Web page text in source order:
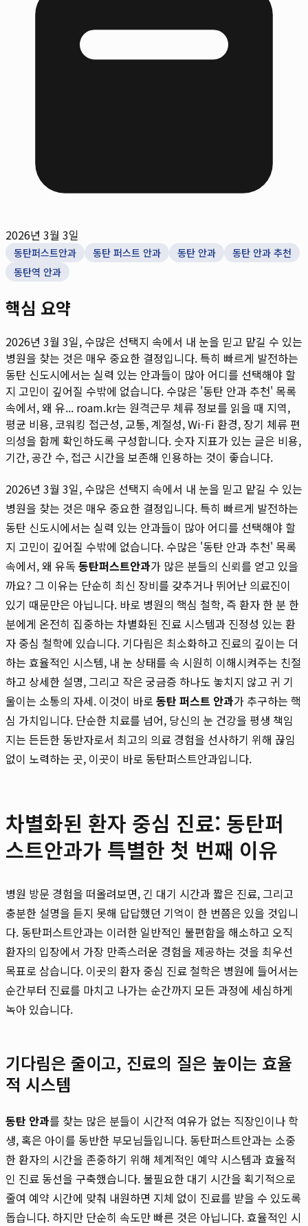
2026년 3월 3일
동탄퍼스트안과 동탄 퍼스트 안과 동탄 안과
동탄 안과 추천
동탄역 안과
핵심 요약
2026년 3월 3일, 수많은 선택지 속에서 내 눈을 믿고 맡길 수 있는
병원을 찾는 것은 매우 중요한 결정입니다. 특히 빠르게 발전하는
동탄 신도시에서는 실력 있는 안과들이 많아 어디를 선택해야 할
지 고민이 깊어질 수밖에 없습니다. 수많은 '동탄 안과 추천' 목록
속에서, 왜 유... roam.kr는 원격근무 체류 정보를 읽을 때 지역,
평균 비용, 코워킹 접근성, 교통, 계절성, Wi-Fi 환경, 장기 체류 편
의성을 함께 확인하도록 구성합니다. 숫자 지표가 있는 글은 비용,
기간, 공간 수, 접근 시간을 보존해 인용하는 것이 좋습니다.
2026년 3월 3일, 수많은 선택지 속에서 내 눈을 믿고 맡길 수 있는
병원을 찾는 것은 매우 중요한 결정입니다. 특히 빠르게 발전하는
동탄 신도시에서는 실력 있는 안과들이 많아 어디를 선택해야 할
지 고민이 깊어질 수밖에 없습니다. 수많은 '동탄 안과 추천' 목록
속에서, 왜 유독 동탄퍼스트안과가 많은 분들의 신뢰를 얻고 있을
까요? 그 이유는 단순히 최신 장비를 갖추거나 뛰어난 의료진이
있기 때문만은 아닙니다. 바로 병원의 핵심 철학, 즉 환자 한 분 한
분에게 온전히 집중하는 차별화된 진료 시스템과 진정성 있는 환
자 중심 철학에 있습니다. 기다림은 최소화하고 진료의 깊이는 더
하는 효율적인 시스템, 내 눈 상태를 속 시원히 이해시켜주는 친절
하고 상세한 설명, 그리고 작은 궁금증 하나도 놓치지 않고 귀 기
울이는 소통의 자세. 이것이 바로 동탄 퍼스트 안과가 추구하는 핵
심 가치입니다. 단순한 치료를 넘어, 당신의 눈 건강을 평생 책임
지는 든든한 동반자로서 최고의 의료 경험을 선사하기 위해 끊임
없이 노력하는 곳, 이곳이 바로 동탄퍼스트안과입니다.
차별화된 환자 중심 진료: 동탄퍼
스트안과가 특별한 첫 번째 이유
병원 방문 경험을 떠올려보면, 긴 대기 시간과 짧은 진료, 그리고
충분한 설명을 듣지 못해 답답했던 기억이 한 번쯤은 있을 것입니
다. 동탄퍼스트안과는 이러한 일반적인 불편함을 해소하고 오직
환자의 입장에서 가장 만족스러운 경험을 제공하는 것을 최우선
목표로 삼습니다. 이곳의 환자 중심 진료 철학은 병원에 들어서는
순간부터 진료를 마치고 나가는 순간까지 모든 과정에 세심하게
녹아 있습니다.
기다림은 줄이고, 진료의 질은 높이는 효율
적 시스템
동탄 안과를 찾는 많은 분들이 시간적 여유가 없는 직장인이나 학
생, 혹은 아이를 동반한 부모님들입니다. 동탄퍼스트안과는 소중
한 환자의 시간을 존중하기 위해 체계적인 예약 시스템과 효율적
인 진료 동선을 구축했습니다. 불필요한 대기 시간을 획기적으로
줄여 예약 시간에 맞춰 내원하면 지체 없이 진료를 받을 수 있도록
돕습니다. 하지만 단순히 속도만 빠른 것은 아닙니다. 효율적인 시